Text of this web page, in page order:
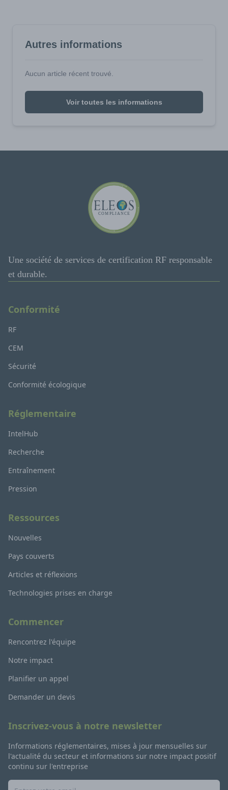
Autres informations
Aucun article récent trouvé.
Voir toutes les informations
Une société de services de certification RF responsable
et durable.
Conformité
RF
CEM
Sécurité
Conformité écologique
Réglementaire
IntelHub
Recherche
Entraînement
Pression
Ressources
Nouvelles
Pays couverts
Articles et réflexions
Technologies prises en charge
Commencer
Rencontrez l'équipe
Notre impact
Planifier un appel
Demander un devis
Inscrivez-vous à notre newsletter
Informations réglementaires, mises à jour mensuelles sur
l'actualité du secteur et informations sur notre impact positif
continu sur l'entreprise